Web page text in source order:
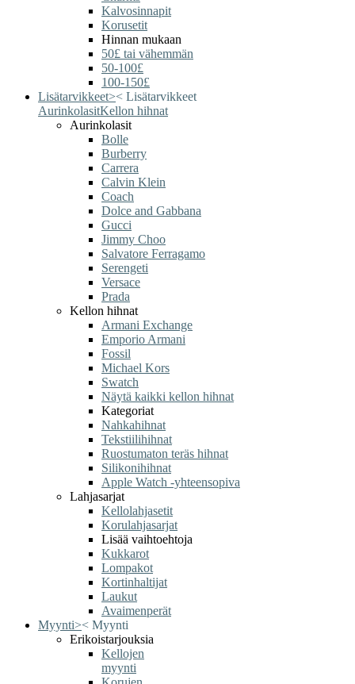
Kalvosinnapit
Korusetit
Hinnan mukaan
50£ tai vähemmän
50-100£
100-150£
Lisätarvikkeet>< Lisätarvikkeet
AurinkolasitKellon hihnat
Aurinkolasit
Bolle
Burberry
Carrera
Calvin Klein
Coach
Dolce and Gabbana
Gucci
Jimmy Choo
Salvatore Ferragamo
Serengeti
Versace
Prada
Kellon hihnat
Armani Exchange
Emporio Armani
Fossil
Michael Kors
Swatch
Näytä kaikki kellon hihnat
Kategoriat
Nahkahihnat
Tekstiilihihnat
Ruostumaton teräs hihnat
Silikonihihnat
Apple Watch -yhteensopiva
Lahjasarjat
Kellolahjasetit
Korulahjasarjat
Lisää vaihtoehtoja
Kukkarot
Lompakot
Kortinhaltijat
Laukut
Avaimenperät
Myynti>< Myynti
Erikoistarjouksia
Kellojen
myynti